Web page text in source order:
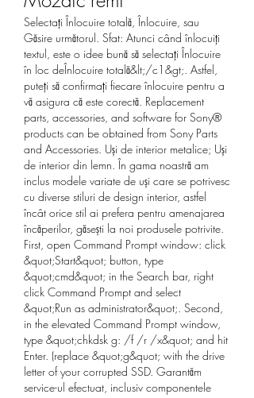
Selectați Înlocuire totală, Înlocuire, sau
Găsire următorul. Sfat: Atunci când înlocuiți
textul, este o idee bună să selectați Înlocuire
în loc deÎnlocuire totală&lt;/c1&gt;. Astfel,
puteți să confirmați fiecare înlocuire pentru a
vă asigura că este corectă. Replacement
parts, accessories, and software for Sony®
products can be obtained from Sony Parts
and Accessories. Uși de interior metalice; Uși
de interior din lemn. În gama noastră am
inclus modele variate de uși care se potrivesc
cu diverse stiluri de design interior, astfel
încât orice stil ai prefera pentru amenajarea
încăperilor, găsești la noi produsele potrivite.
First, open Command Prompt window: click
&quot;Start&quot; button, type
&quot;cmd&quot; in the Search bar, right
click Command Prompt and select
&quot;Run as administrator&quot;. Second,
in the elevated Command Prompt window,
type &quot;chkdsk g: /f /r /x&quot; and hit
Enter. (replace &quot;g&quot; with the drive
letter of your corrupted SSD. Garantăm
service-ul efectuat, inclusiv componentele